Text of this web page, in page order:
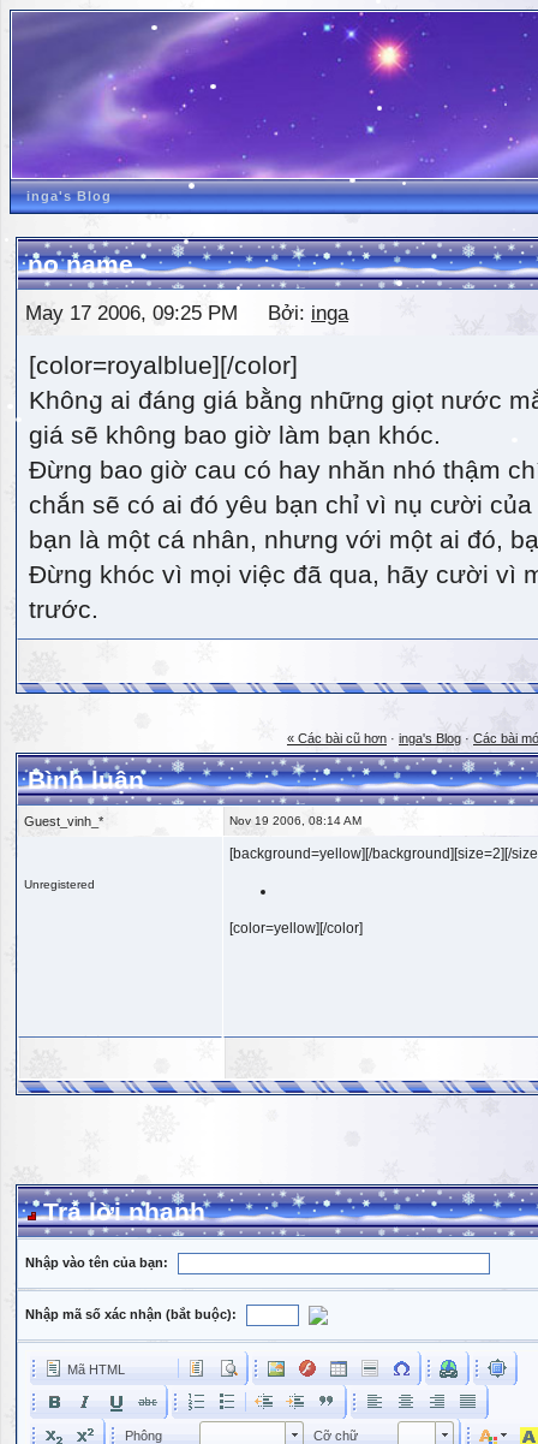
inga's Blog
no name
May 17 2006, 09:25 PM Bởi: inga
[color=royalblue][/color]
Không ai đáng giá bằng những giọt nước
giá sẽ không bao giờ làm bạn khóc.
Đừng bao giờ cau có hay nhăn nhó thậm
chắn sẽ có ai đó yêu bạn chỉ vì nụ cười
bạn là một cá nhân, nhưng với một ai đó,
Đừng khóc vì mọi việc đã qua, hãy cười vì
trước.
« Các bài cũ hơn · inga's Blog · Các bài
Bình luận
Guest_vinh_* Nov 19 2006, 08:14 AM
Unregistered
[background=yellow][/background][size=2][/
[color=yellow][/color]
Trả lời nhanh
Nhập vào tên của bạn:
Nhập mã số xác nhận (bắt buộc):
Mã HTML
Phông Phông Cỡ chữ Kích cỡ phông